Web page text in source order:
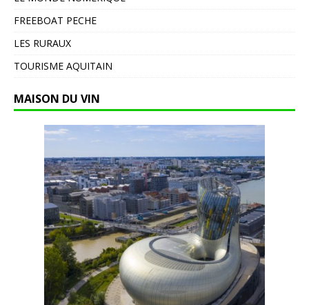
FREEBOAT PECHE
LES RURAUX
TOURISME AQUITAIN
MAISON DU VIN